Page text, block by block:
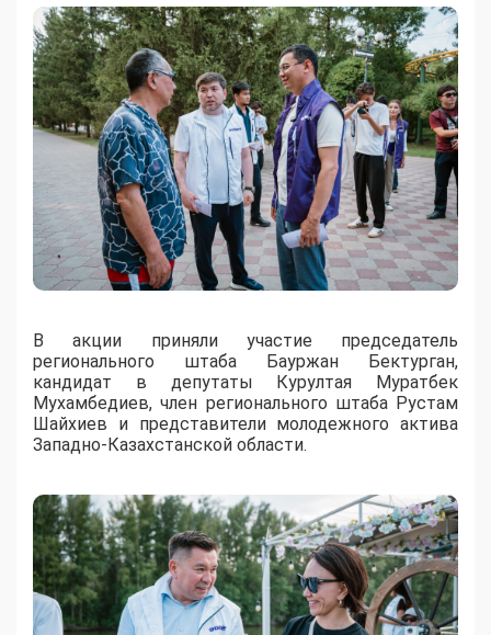
В акции приняли участие председатель
регионального штаба Бауржан Бектурган,
кандидат в депутаты Курултая Муратбек
Мухамбедиев, член регионального штаба Рустам
Шайхиев и представители молодежного актива
Западно-Казахстанской области.